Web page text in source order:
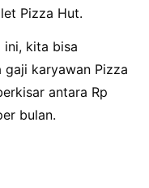
Pizza Hut.
kita bisa
karyawan Pizza
antara Rp
bulan.